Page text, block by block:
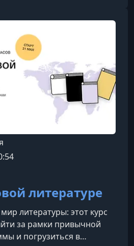
занятие посвящено
переломному моменту
изменило устройство
литературе
литературы: этот курс
за рамки привычной
и погрузиться в